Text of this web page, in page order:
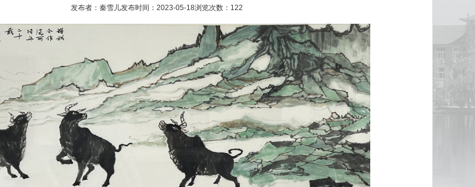
发布者：秦雪儿发布时间：2023-05-18浏览次数： 122